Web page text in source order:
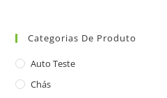
Categorias De Produto
Auto Teste
Chás